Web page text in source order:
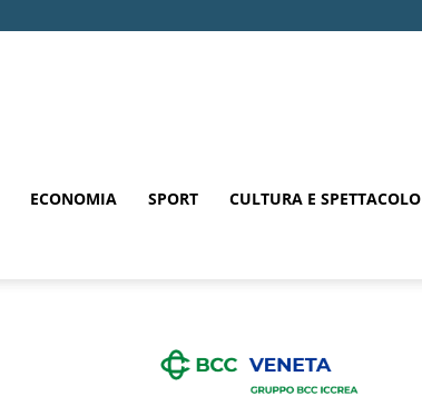
ECONOMIA SPORT CULTURA E SPETTACOLO